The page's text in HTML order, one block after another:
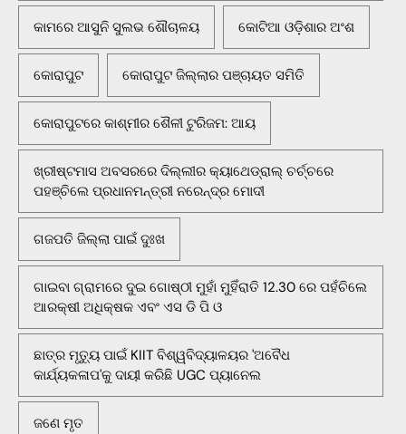
କାମରେ ଆସୁନି ସୁଲଭ ଶୌଚାଳୟ କୋଟିଆ ଓଡ଼ିଶାର ଅଂଶ
କୋରାପୁଟ କୋରାପୁଟ ଜିଲ୍ଲାର ପଞ୍ଚାୟତ ସମିତି
କୋରାପୁଟରେ କାଶ୍ମୀର ଶୈଳୀ ଟୁରିଜମ: ଆୟ
ଖ୍ରୀଷ୍ଟମାସ ଅବସରରେ ଦିଲ୍ଲୀର କ୍ୟାଥେଡ୍ରାଲ୍ ଚର୍ଚ୍ଚରେ
ପହଞ୍ଚିଲେ ପ୍ରଧାନମନ୍ତ୍ରୀ ନରେନ୍ଦ୍ର ମୋଦୀ
ଗଜପତି ଜିଲ୍ଲା ପାଇଁ ଦୁଃଖ
ଗାଇବା ଗ୍ରାମରେ ଦୁଇ ଗୋଷ୍ଠୀ ମୁହାଁ ମୁହିଁରାତି 12.30 ରେ ପହଁଚିଲେ
ଆରକ୍ଷୀ ଅଧିକ୍ଷକ ଏବଂ ଏସ ଡି ପି ଓ
ଛାତ୍ର ମୃତ୍ୟୁ ପାଇଁ KIIT ବିଶ୍ୱବିଦ୍ୟାଳୟର 'ଅବୈଧ
କାର୍ଯ୍ୟକଳାପ'କୁ ଦାୟୀ କରିଛି UGC ପ୍ୟାନେଲ
ଜଣେ ମୃତ